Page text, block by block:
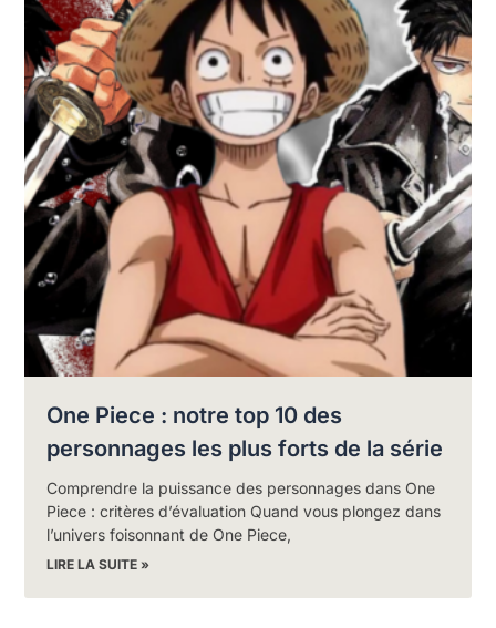
One Piece : notre top 10 des
personnages les plus forts de la série
Comprendre la puissance des personnages dans One
Piece : critères d’évaluation Quand vous plongez dans
l’univers foisonnant de One Piece,
LIRE LA SUITE »